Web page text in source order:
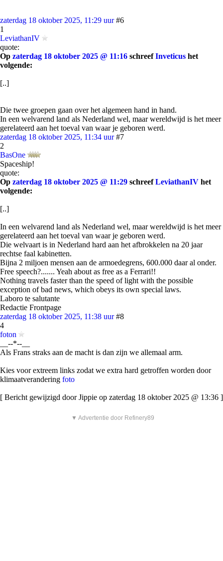
zaterdag 18 oktober 2025, 11:29 uur #6
1
LeviathanIV
quote:
Op zaterdag 18 oktober 2025 @ 11:16 schreefInveticus het
volgende:
[..]
Die twee groepen gaan over het algemeen hand in hand.
In een welvarend land als Nederland wel, maar wereldwijd is het meer
gerelateerd aan het toeval van waar je geboren werd.
zaterdag 18 oktober 2025, 11:34 uur #7
2
BasOne
Spaceship!
quote:
Op zaterdag 18 oktober 2025 @ 11:29 schreefLeviathanIV het
volgende:
[..]
In een welvarend land als Nederland wel, maar wereldwijd is het meer
gerelateerd aan het toeval van waar je geboren werd.
Die welvaart is in Nederland hard aan het afbrokkelen na 20 jaar
rechtse faal kabinetten.
Bijna 2 miljoen mensen aan de armoedegrens, 600.000 daar al onder.
Free speech?....... Yeah about as free as a Ferrari!!
Nothing travels faster than the speed of light with the possible
exception of bad news, which obeys its own special laws.
Laboro te salutante
Redactie Frontpage
zaterdag 18 oktober 2025, 11:38 uur #8
4
foton
__--*--__
Als Frans straks aan de macht is dan zijn we allemaal arm.
Kies voor extreem links zodat we extra hard getroffen worden door
klimaatverandering foto
[ Bericht gewijzigd door Jippie op zaterdag 18 oktober 2025 @ 13:36 ]
▼ Advertentie door Refinery89